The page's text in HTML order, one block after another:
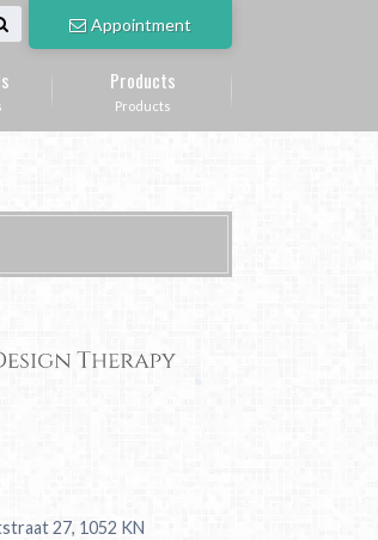
Appointment
Products
Products
27, 1052 KN